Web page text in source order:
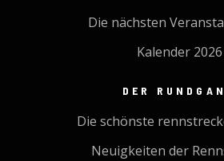
Die nächsten
Kalender 2026
DER
Die schönste
Neuigkeiten der